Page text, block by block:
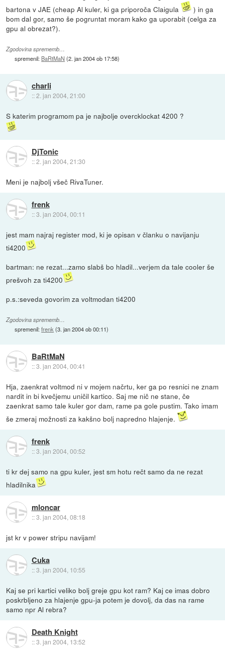
bartona v JAE (cheap Al kuler, ki ga priporoča Claigula
) in ga
bom dal gor, samo še pogruntat moram kako ga uporabit (celga za
gpu al obrezat?).
Zgodovina sprememb…
spremenil: BaRtMaN(2. jan 2004 ob 17:58)
charli
::2. jan 2004, 21:00
S katerim programom pa je najbolje overcklockat 4200 ?
DjTonic
::2. jan 2004, 21:30
Meni je najbolj všeč RivaTuner.
frenk
::3. jan 2004, 00:11
jest mam najraj register mod, ki je opisan v članku o navijanju
ti4200
bartman: ne rezat...zamo slabš bo hladil...verjem da tale cooler še
prešvoh za ti4200
p.s.:seveda govorim za voltmodan ti4200
Zgodovina sprememb…
spremenil:frenk (3. jan 2004 ob 00:11)
BaRtMaN
::3. jan 2004, 00:41
Hja, zaenkrat voltmod ni v mojem načrtu, ker ga po resnici ne znam
nardit in bi kvečjemu uničil kartico. Saj me nič ne stane, če
zaenkrat samo tale kuler gor dam, rame pa gole pustim. Tako imam
še zmeraj možnosti za kakšno bolj napredno hlajenje.
frenk
::3. jan 2004, 00:52
ti kr dej samo na gpu kuler, jest sm hotu rečt samo da ne rezat
hladilnika
mloncar
::3. jan 2004, 08:18
jst kr v power stripu navijam!
Cuka
::3. jan 2004, 10:55
Kaj se pri kartici veliko bolj greje gpu kot ram? Kaj ce imas dobro
poskrbljeno za hlajenje gpu-ja potem je dovolj, da das na rame
samo npr Al rebra?
Death Knight
::3. jan 2004, 13:52